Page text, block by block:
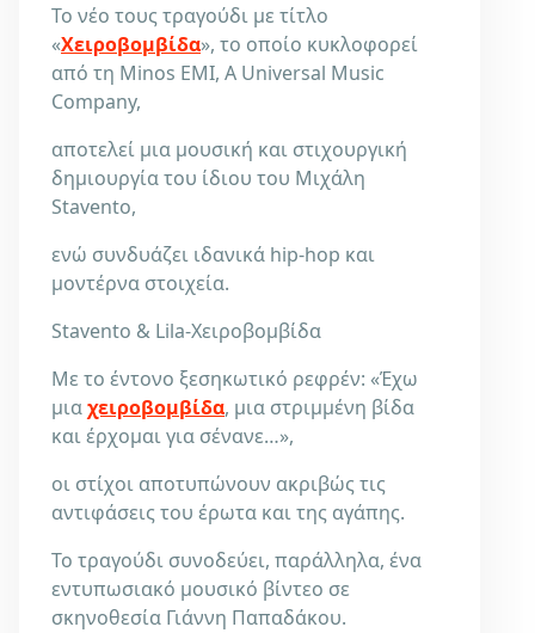
Το νέο τους τραγούδι με τίτλο
«Χειροβομβίδα», το οποίο κυκλοφορεί
από τη Minos EMI, A Universal Music
Company,
αποτελεί μια μουσική και στιχουργική
δημιουργία του ίδιου του Μιχάλη
Stavento,
ενώ συνδυάζει ιδανικά hip-hop και
μοντέρνα στοιχεία.
Stavento & Lila-Χειροβομβίδα
Με το έντονο ξεσηκωτικό ρεφρέν: «Έχω
μιαχειροβομβίδα, μια στριμμένη βίδα
και έρχομαι για σένανε…»,
οι στίχοι αποτυπώνουν ακριβώς τις
αντιφάσεις του έρωτα και της αγάπης.
Το τραγούδι συνοδεύει, παράλληλα, ένα
εντυπωσιακό μουσικό βίντεο σε
σκηνοθεσία Γιάννη Παπαδάκου.